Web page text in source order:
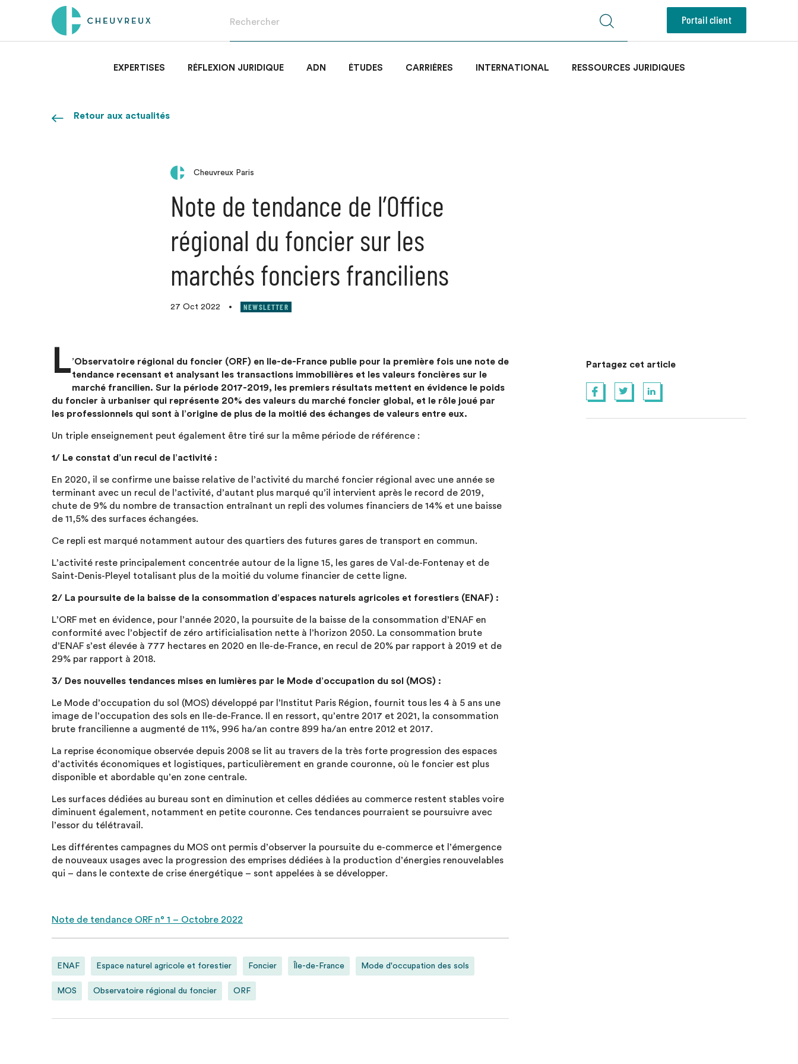
Portail client
EXPERTISES RÉFLEXION JURIDIQUE ADN ÉTUDES CARRIÈRES INTERNATIONAL RESSOURCES JURIDIQUES
Retour aux actualités
Cheuvreux Paris
Note de tendance de l’Office
régional du foncier sur les
marchés fonciers franciliens
27 Oct 2022 • NEWSLETTER
L’Observatoire régional du foncier (ORF) en Ile-de-France publie pour la première fois une note de
tendance recensant et analysant les transactions immobilières et les valeurs foncières sur le
marché francilien. Sur la période 2017-2019, les premiers résultats mettent en évidence le poids
du foncier à urbaniser qui représente 20% des valeurs du marché foncier global, et le rôle joué par
les professionnels qui sont à l’origine de plus de la moitié des échanges de valeurs entre eux.
Un triple enseignement peut également être tiré sur la même période de référence :
1/ Le constat d’un recul de l’activité :
En 2020, il se confirme une baisse relative de l’activité du marché foncier régional avec une année se
terminant avec un recul de l’activité, d’autant plus marqué qu’il intervient après le record de 2019,
chute de 9% du nombre de transaction entraînant un repli des volumes financiers de 14% et une baisse
de 11,5% des surfaces échangées.
Ce repli est marqué notamment autour des quartiers des futures gares de transport en commun.
L’activité reste principalement concentrée autour de la ligne 15, les gares de Val-de-Fontenay et de
Saint-Denis-Pleyel totalisant plus de la moitié du volume financier de cette ligne.
2/ La poursuite de la baisse de la consommation d’espaces naturels agricoles et forestiers (ENAF) :
L’ORF met en évidence, pour l’année 2020, la poursuite de la baisse de la consommation d’ENAF en
conformité avec l’objectif de zéro artificialisation nette à l’horizon 2050. La consommation brute
d’ENAF s’est élevée à 777 hectares en 2020 en Ile-de-France, en recul de 20% par rapport à 2019 et de
29% par rapport à 2018.
3/ Des nouvelles tendances mises en lumières par le Mode d’occupation du sol (MOS) :
Le Mode d’occupation du sol (MOS) développé par l’Institut Paris Région, fournit tous les 4 à 5 ans une
image de l’occupation des sols en Ile-de-France. Il en ressort, qu’entre 2017 et 2021, la consommation
brute francilienne a augmenté de 11%, 996 ha/an contre 899 ha/an entre 2012 et 2017.
La reprise économique observée depuis 2008 se lit au travers de la très forte progression des espaces
d’activités économiques et logistiques, particulièrement en grande couronne, où le foncier est plus
disponible et abordable qu’en zone centrale.
Les surfaces dédiées au bureau sont en diminution et celles dédiées au commerce restent stables voire
diminuent également, notamment en petite couronne. Ces tendances pourraient se poursuivre avec
l’essor du télétravail.
Les différentes campagnes du MOS ont permis d’observer la poursuite du e-commerce et l’émergence
de nouveaux usages avec la progression des emprises dédiées à la production d’énergies renouvelables
qui – dans le contexte de crise énergétique – sont appelées à se développer.
Note de tendance ORF n° 1 – Octobre 2022
ENAF Espace naturel agricole et forestier Foncier Île-de-France Mode d'occupation des sols
MOS Observatoire régional du foncier ORF
Partagez cet article